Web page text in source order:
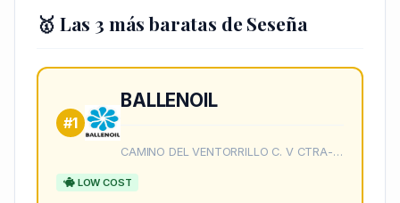
🥇 Las 3 más baratas de Seseña
#1
BALLENOIL
CAMINO DEL VENTORRILLO C. V CTRA-CM4010, S/N
LOW COST